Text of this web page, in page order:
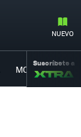
NUEVO
MOVILIDAD
Suscríbete a